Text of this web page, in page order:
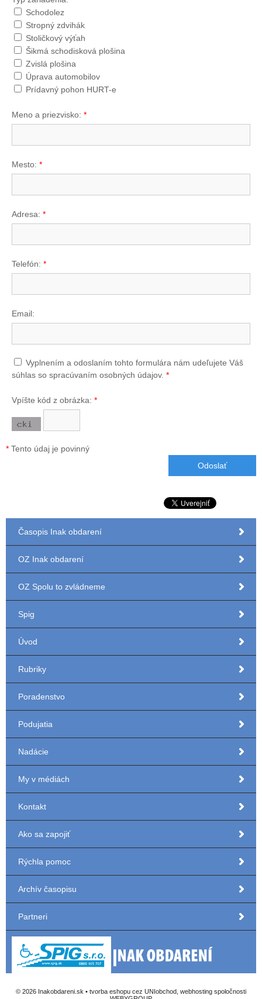
Schodolez
Stropný zdvihák
Stoličkový výťah
Šikmá schodisková plošina
Zvislá plošina
Úprava automobilov
Prídavný pohon HURT-e
Meno a priezvisko: *
Mesto: *
Adresa: *
Telefón: *
Email:
Vyplnením a odoslaním tohto formulára nám udeľujete Váš
súhlas so spracúvaním osobných údajov. *
Vpíšte kód z obrázka: *
* Tento údaj je povinný
Časopis Inak obdarení
OZ Inak obdarení
OZ Spolu to zvládneme
Spig
Úvod
Rubriky
Poradenstvo
Podujatia
Nadácie
My v médiách
Kontakt
Ako sa zapojiť
Rýchla pomoc
Archív časopisu
Partneri
© 2026 Inakobdareni.sk • tvorba eshopu cez UNIobchod webhosting spoločnosti